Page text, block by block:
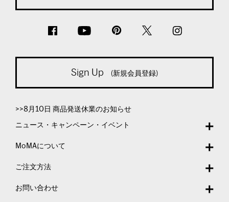
Sign Up (新規会員登録)
>>8月10日 商品発送休業のお知らせ
ニュース・キャンペーン・イベント
MoMAについて
ご注文方法
お問い合わせ